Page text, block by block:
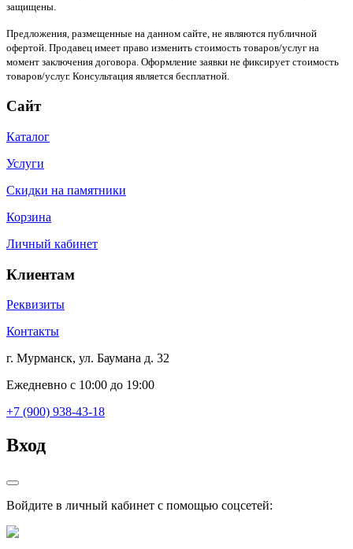
защищены.
Предложения, размещенные на данном сайте, не являются публичной
офертой. Продавец имеет право изменить стоимость товаров/услуг на
момент заключения договора. Оформление заявки не фиксирует стоимость
товаров/услуг. Консультация является бесплатной.
Сайт
Каталог
Услуги
Скидки на памятники
Корзина
Личный кабинет
Клиентам
Реквизиты
Контакты
г. Мурманск, ул. Баумана д. 32
Ежедневно с 10:00 до 19:00
+7 (900) 938-43-18
Вход
Войдите в личный кабинет с помощью соцсетей: